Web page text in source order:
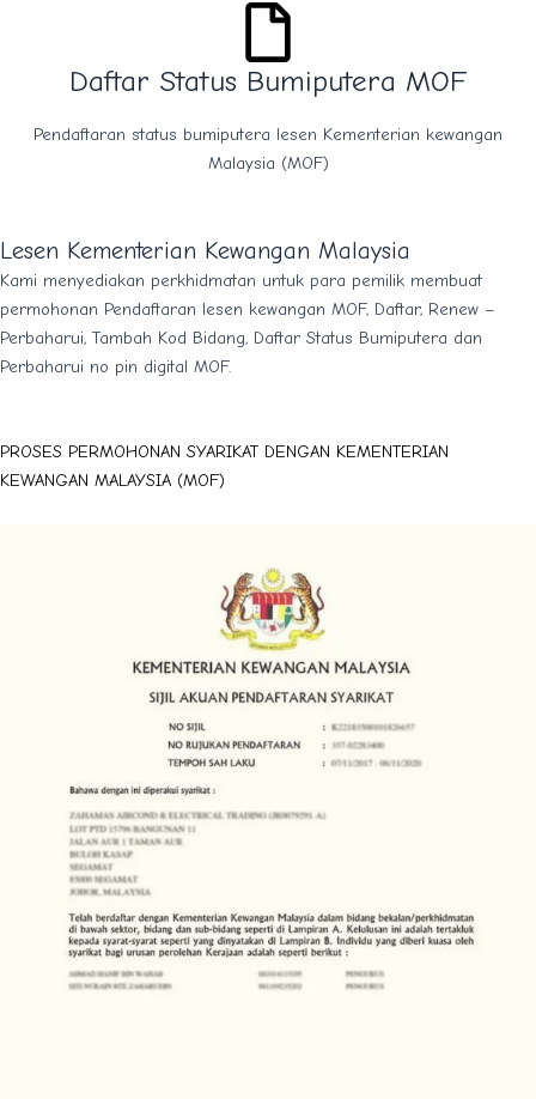
Daftar Status Bumiputera MOF
Pendaftaran status bumiputera lesen Kementerian kewangan
Malaysia (MOF)
Lesen Kementerian Kewangan Malaysia
Kami menyediakan perkhidmatan untuk para pemilik membuat
permohonan Pendaftaran lesen kewangan MOF, Daftar, Renew –
Perbaharui, Tambah Kod Bidang, Daftar Status Bumiputera dan
Perbaharui no pin digital MOF.
PROSES PERMOHONAN SYARIKAT DENGAN KEMENTERIAN
KEWANGAN MALAYSIA (MOF)